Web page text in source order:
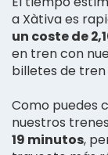
a Xàtiva es
un coste de
en tren con
billetes de
Como puedes
nuestros trenes
19 minutos,